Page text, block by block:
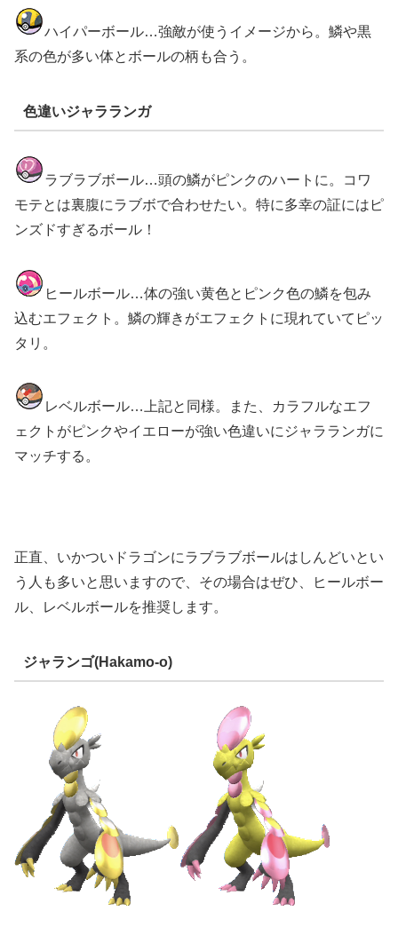
ハイパーボール…強敵が使うイメージから。鱗や黒
系の色が多い体とボールの柄も合う。
色違いジャラランガ
ラブラブボール…頭の鱗がピンクのハートに。コワ
モテとは裏腹にラブボで合わせたい。特に多幸の証にはピ
ンズドすぎるボール！
ヒールボール…体の強い黄色とピンク色の鱗を包み
込むエフェクト。鱗の輝きがエフェクトに現れていてピッ
タリ。
レベルボール…上記と同様。また、カラフルなエフ
ェクトがピンクやイエローが強い色違いにジャラランガに
マッチする。
正直、いかついドラゴンにラブラブボールはしんどいとい
う人も多いと思いますので、その場合はぜひ、ヒールボー
ル、レベルボールを推奨します。
ジャランゴ(Hakamo-o)